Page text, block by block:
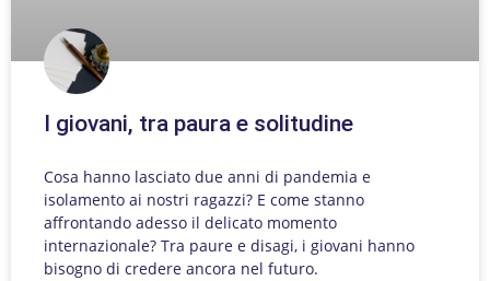
I giovani, tra paura e solitudine
Cosa hanno lasciato due anni di pandemia e
isolamento ai nostri ragazzi? E come stanno
affrontando adesso il delicato momento
internazionale? Tra paure e disagi, i giovani hanno
bisogno di credere ancora nel futuro.